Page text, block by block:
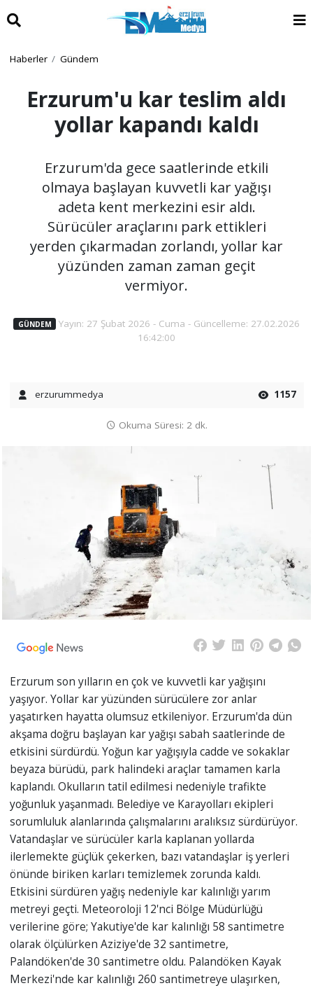
Haberler Gündem
Erzurum'u kar teslim aldı
yollar kapandı kaldı
Erzurum'da gece saatlerinde etkili
olmaya başlayan kuvvetli kar yağışı
adeta kent merkezini esir aldı.
Sürücüler araçlarını park ettikleri
yerden çıkarmadan zorlandı, yollar kar
yüzünden zaman zaman geçit
vermiyor.
GÜNDEM
Yayın: 27 Şubat 2026 - Cuma - Güncelleme: 27.02.2026
16:42:00
erzurummedya 1157
Okuma Süresi: 2 dk.
Erzurum son yılların en çok ve kuvvetli kar yağışını
yaşıyor. Yollar kar yüzünden sürücülere zor anlar
yaşatırken hayatta olumsuz etkileniyor. Erzurum'da dün
akşama doğru başlayan kar yağışı sabah saatlerinde de
etkisini sürdürdü. Yoğun kar yağışıyla cadde ve sokaklar
beyaza bürüdü, park halindeki araçlar tamamen karla
kaplandı. Okulların tatil edilmesi nedeniyle trafikte
yoğunluk yaşanmadı. Belediye ve Karayolları ekipleri
sorumluluk alanlarında çalışmalarını aralıksız sürdürüyor.
Vatandaşlar ve sürücüler karla kaplanan yollarda
ilerlemekte güçlük çekerken, bazı vatandaşlar iş yerleri
önünde biriken karları temizlemek zorunda kaldı.
Etkisini sürdüren yağış nedeniyle kar kalınlığı yarım
metreyi geçti. Meteoroloji 12'nci Bölge Müdürlüğü
verilerine göre; Yakutiye'de kar kalınlığı 58 santimetre
olarak ölçülürken Aziziye'de 32 santimetre,
Palandöken'de 30 santimetre oldu. Palandöken Kayak
Merkezi'nde kar kalınlığı 260 santimetreye ulaşırken,